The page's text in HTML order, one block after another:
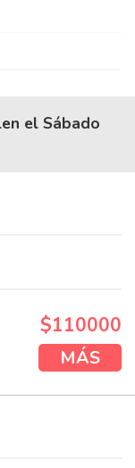
el Sábado
$110000
MÁS